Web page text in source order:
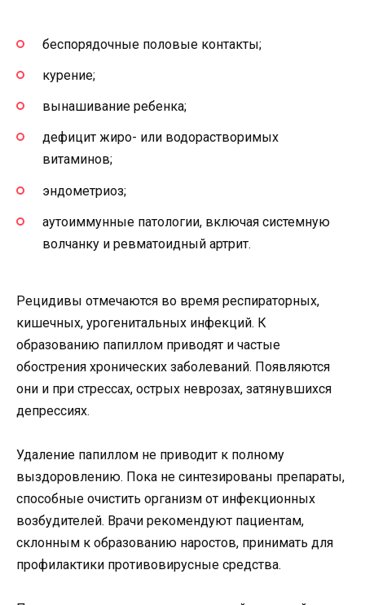
беспорядочные половые контакты;
курение;
вынашивание ребенка;
дефицит жиро- или водорастворимых
витаминов;
эндометриоз;
аутоиммунные патологии, включая системную
волчанку и ревматоидный артрит.
Рецидивы отмечаются во время респираторных,
кишечных, урогенитальных инфекций. К
образованию папиллом приводят и частые
обострения хронических заболеваний. Появляются
они и при стрессах, острых неврозах, затянувшихся
депрессиях.
Удаление папиллом не приводит к полному
выздоровлению. Пока не синтезированы препараты,
способные очистить организм от инфекционных
возбудителей. Врачи рекомендуют пациентам,
склонным к образованию наростов, принимать для
профилактики противовирусные средства.